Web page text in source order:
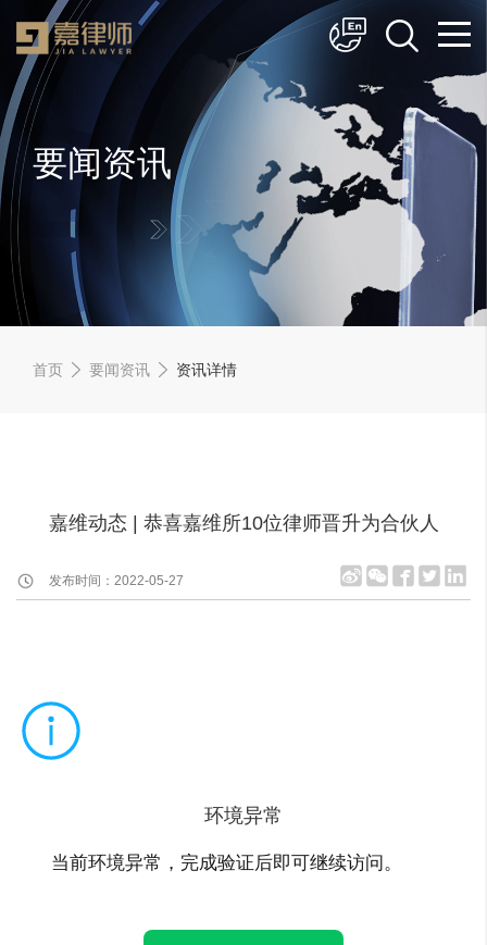
简体中文
English
要闻资讯
首页 要闻资讯 资讯详情
嘉维动态 | 恭喜嘉维所10位律师晋升为合伙人
发布时间：2022-05-27
环境异常
当前环境异常，完成验证后即可继续访问。